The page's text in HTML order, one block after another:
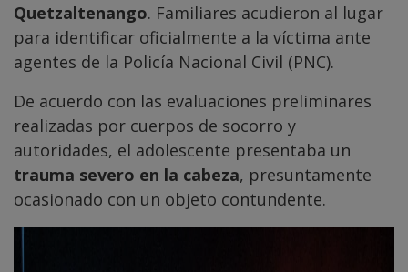
Quetzaltenango. Familiares acudieron al lugar
para identificar oficialmente a la víctima ante
agentes de la Policía Nacional Civil (PNC).
De acuerdo con las evaluaciones preliminares
realizadas por cuerpos de socorro y
autoridades, el adolescente presentaba un
trauma severo en la cabeza, presuntamente
ocasionado con un objeto contundente.